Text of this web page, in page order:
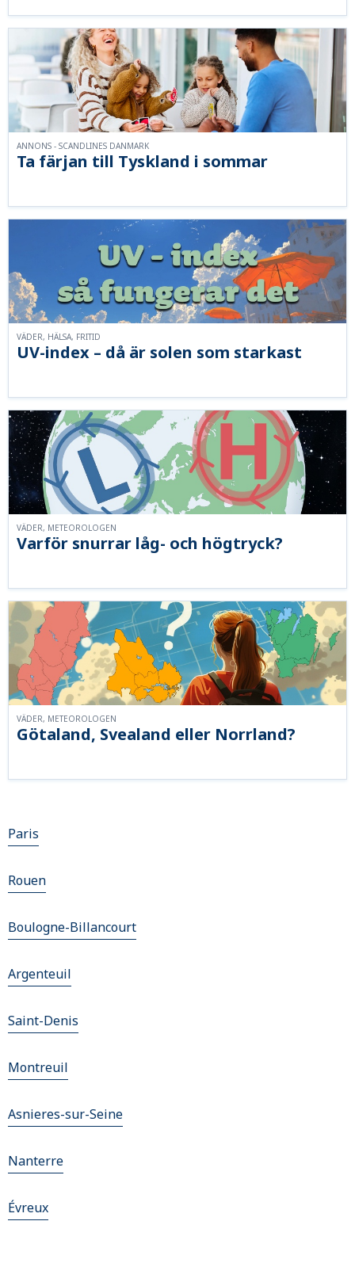
Ta färjan till Tyskland i sommar
ANNONS - SCANDLINES DANMARK
UV-index – då är solen som starkast
VÄDER, HÄLSA, FRITID
Varför snurrar låg- och högtryck?
VÄDER, METEOROLOGEN
Götaland, Svealand eller Norrland?
VÄDER, METEOROLOGEN
Paris
Rouen
Boulogne-Billancourt
Argenteuil
Saint-Denis
Montreuil
Asnieres-sur-Seine
Nanterre
Évreux